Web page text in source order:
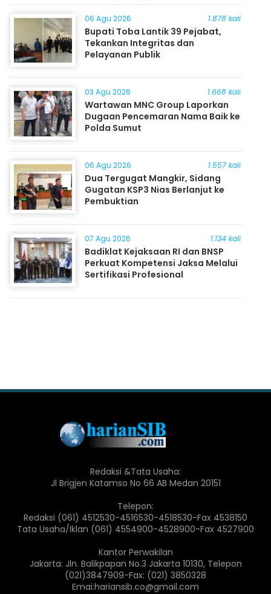
06 Agu 2026 1.878 kali
Bupati Toba Lantik 39 Pejabat,
Tekankan Integritas dan
Pelayanan Publik
03 Agu 2026 1.668 kali
Wartawan MNC Group Laporkan
Dugaan Pencemaran Nama Baik ke
Polda Sumut
06 Agu 2026 1.557 kali
Dua Tergugat Mangkir, Sidang
Gugatan KSP3 Nias Berlanjut ke
Pembuktian
07 Agu 2026 1.134 kali
Badiklat Kejaksaan RI dan BNSP
Perkuat Kompetensi Jaksa Melalui
Sertifikasi Profesional
Redaksi &Tata Usaha:
Jl Brigjen Katamso No 66 AB Medan 20151
Telepon:
Redaksi (061) 4512530-4516530-4518530-Fax 4538150
Tata Usaha/Iklan (061) 4554900-4528900-Fax 4527900
Kantor Perwakilan
Jakarta: Jln. Balikpapan No.3 Jakarta 10130, Telepon
(021)3847909-Fax: (021) 3850328
Emai:hariansib.co@gmail.com